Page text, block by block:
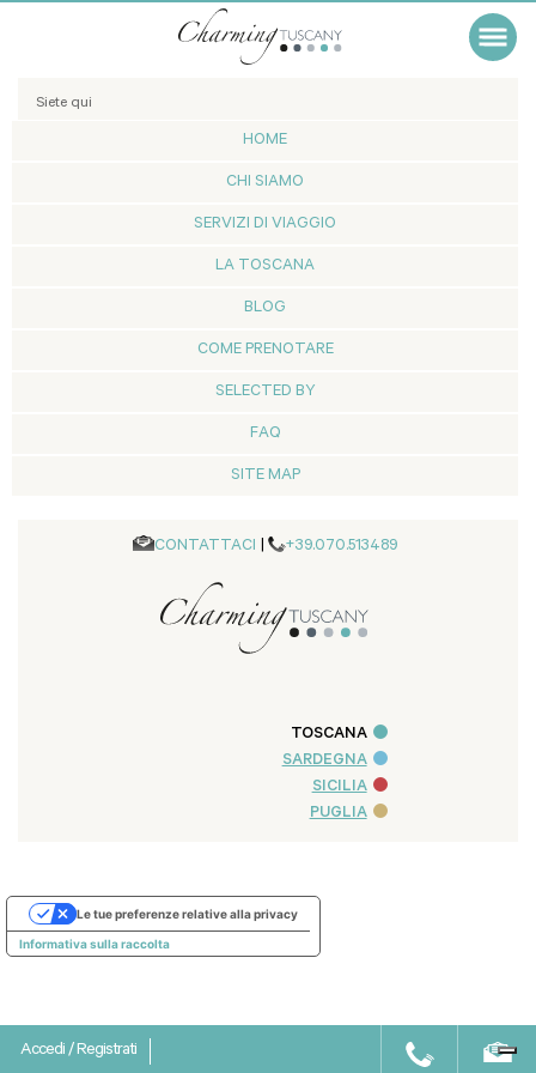
Siete qui
HOME
CHI SIAMO
SERVIZI DI VIAGGIO
LA TOSCANA
BLOG
COME PRENOTARE
SELECTED BY
FAQ
SITE MAP
CONTATTACI | +39.070.513489
TOSCANA
SARDEGNA
SICILIA
PUGLIA
Accedi/Registrati
Informativa sulla raccolta
Le tue preferenze relative alla privacy